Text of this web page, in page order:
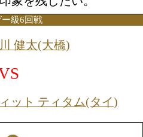
武(パンチアウト)
VS
福永 啄巳(青木)
る